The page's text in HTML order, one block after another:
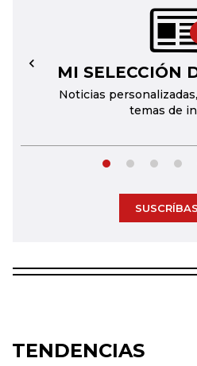
MI SELECCIÓN
Noticias
temas de
←
TENDENCIAS